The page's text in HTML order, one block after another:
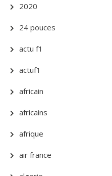
2020
24 pouces
actu f1
actuf1
africain
africains
afrique
air france